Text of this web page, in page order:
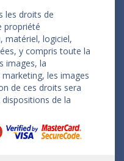
les droits de
propriété
matériel, logiciel,
y compris toute la
images, la
les images
de ces droits sera
de la